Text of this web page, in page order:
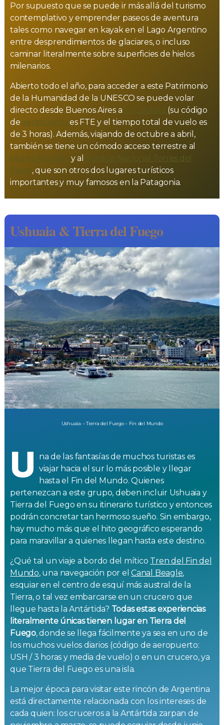
Por supuesto que se puede ir más allá del turismo
contemplativo y emprender paseos de aventura
tales como navegar en kayak en el Lago Argentino
entre desprendimientos de glaciares, o incluso
caminar literalmente sobre superficies de hielos
milenarios.
Abierto todo el año, para acceder a este Patrimonio
de la Humanidad de la UNESCO se puede volar
directo desde Buenos Aires a
(su código
de aeropuerto es FTE y el tiempo total de vuelo es
de 3 horas). Además, viajando de octubre a abril,
también se tiene un cómodo acceso terrestre al
Monte Fitz Roy
y al
Parque Nacional Torres del
Paine, que son otros dos lugares turísticos
importantes y muy famosos en la Patagonia.
Ushuaia & Tierra del Fuego
Ushuaia – Tierra del Fuego – Fin del Mundo
U
na de las fantasías de muchos turistas es
viajar hacia el sur lo más posible y llegar
hasta el Fin del Mundo. Quienes
pertenezcan a este grupo, deben incluir Ushuaia y
Tierra del Fuego en su itinerario turístico y entonces
podrán concretar tan hermoso sueño. Sin embargo,
hay mucho más que el hito geográfico esperando
para maravillar a quienes llegan hasta este destino.
¿Qué tal un viaje a bordo del mítico Tren del Fin del
Mundo, una navegación por elCanal Beagle,
esquiar en el centro de esquí más austral de la
Tierra, o tal vez embarcarse en un crucero que
llegue hasta la Antártida? Todas estas experiencias
literalmente únicas tienen lugar en Tierra del
Fuego, donde se llega fácilmente ya sea en uno de
los muchos vuelos diarios (código de aeropuerto:
USH / 3 horas y media de vuelo) o en un crucero, ya
que Tierra del Fuego es una isla.
La mejor época para visitar este rincón de Argentina
está directamente relacionada con los intereses de
cada quien: los cruceros a la Antártida zarpan de